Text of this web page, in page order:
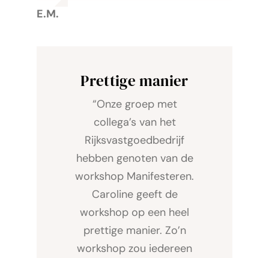
E.M.
Prettige manier
“Onze groep met
collega’s van het
Rijksvastgoedbedrijf
hebben genoten van de
workshop Manifesteren.
Caroline geeft de
workshop op een heel
prettige manier. Zo’n
workshop zou iedereen